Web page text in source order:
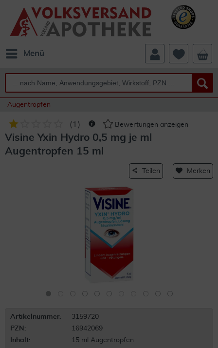
Menü
Augentropfen
( 1 ) Bewertungen anzeigen
Visine Yxin Hydro 0,5 mg je ml
Augentropfen 15 ml
Teilen Merken
Artikelnummer:
3159720
PZN:
16942069
Inhalt:
15 ml Augentropfen